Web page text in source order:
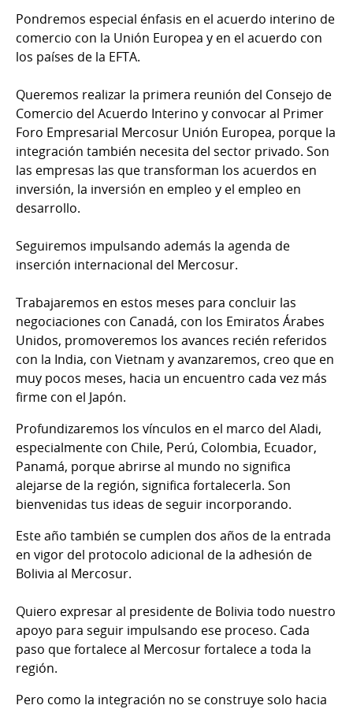
Pondremos especial énfasis en el acuerdo interino de
comercio con la Unión Europea y en el acuerdo con
los países de la EFTA.
Queremos realizar la primera reunión del Consejo de
Comercio del Acuerdo Interino y convocar al Primer
Foro Empresarial Mercosur Unión Europea, porque la
integración también necesita del sector privado. Son
las empresas las que transforman los acuerdos en
inversión, la inversión en empleo y el empleo en
desarrollo.
Seguiremos impulsando además la agenda de
inserción internacional del Mercosur.
Trabajaremos en estos meses para concluir las
negociaciones con Canadá, con los Emiratos Árabes
Unidos, promoveremos los avances recién referidos
con la India, con Vietnam y avanzaremos, creo que en
muy pocos meses, hacia un encuentro cada vez más
firme con el Japón.
Profundizaremos los vínculos en el marco del Aladi,
especialmente con Chile, Perú, Colombia, Ecuador,
Panamá, porque abrirse al mundo no significa
alejarse de la región, significa fortalecerla. Son
bienvenidas tus ideas de seguir incorporando.
Este año también se cumplen dos años de la entrada
en vigor del protocolo adicional de la adhesión de
Bolivia al Mercosur.
Quiero expresar al presidente de Bolivia todo nuestro
apoyo para seguir impulsando ese proceso. Cada
paso que fortalece al Mercosur fortalece a toda la
región.
Pero como la integración no se construye solo hacia